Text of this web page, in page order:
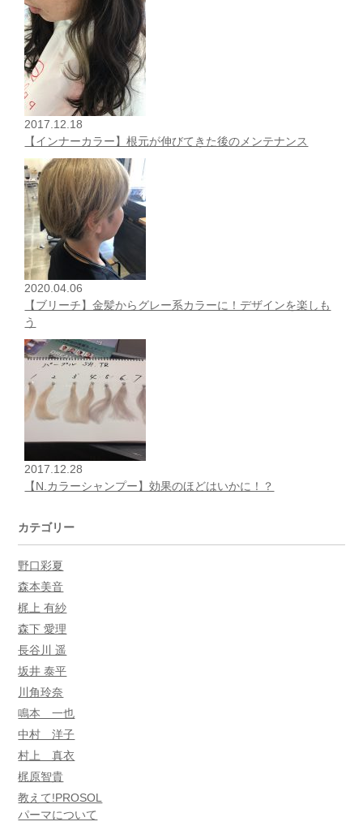
2017.12.18
【インナーカラー】根元が伸びてきた後のメンテナンス
2020.04.06
【ブリーチ】金髪からグレー系カラーに！デザインを楽しも
う
2017.12.28
【N.カラーシャンプー】効果のほどはいかに！？
カテゴリー
野口彩夏
森本美音
梶上 有紗
森下 愛理
長谷川 遥
坂井 泰平
川角玲奈
鳴本 一也
中村 洋子
村上 真衣
梶原智貴
教えて!PROSOL
パーマについて